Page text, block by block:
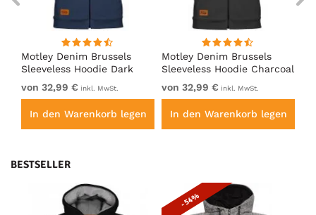
Motley Denim Brussels
Sleeveless Hoodie Dark
Indigo
von 32,99 € inkl. MwSt.
In den Warenkorb legen
Motley Denim Brussels
Sleeveless Hoodie Charcoal
von 32,99 € inkl. MwSt.
In den Warenkorb legen
BESTSELLER
- 54%